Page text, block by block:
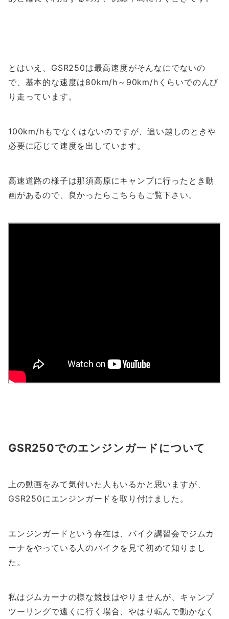
とはいえ、GSR250は最高速度がそんなにでないの
で、基本的な速度は80km/h～90km/hくらいでのんび
り走っています。
100km/hもでなくはないのですが、追い越しのときや
必要に応じて速度を出しています。
高速道路の様子は那須高原にキャンプに行ったとき動
画があるので、良かったらこちらもご覧下さい。
GSR250でのエンジンガードについて
上の動画をみて気付いた人もいるかと思いますが、
GSR250にエンジンガードを取り付けました。
エンジンガードという存在は、バイク講習会でジムカ
ーナをやっている人のバイクを見て初めて知りまし
た。
私はジムカーナの様な競技はやりませんが、キャンプ
ツーリングで遠くに行く場合、やはり転んで動かなく